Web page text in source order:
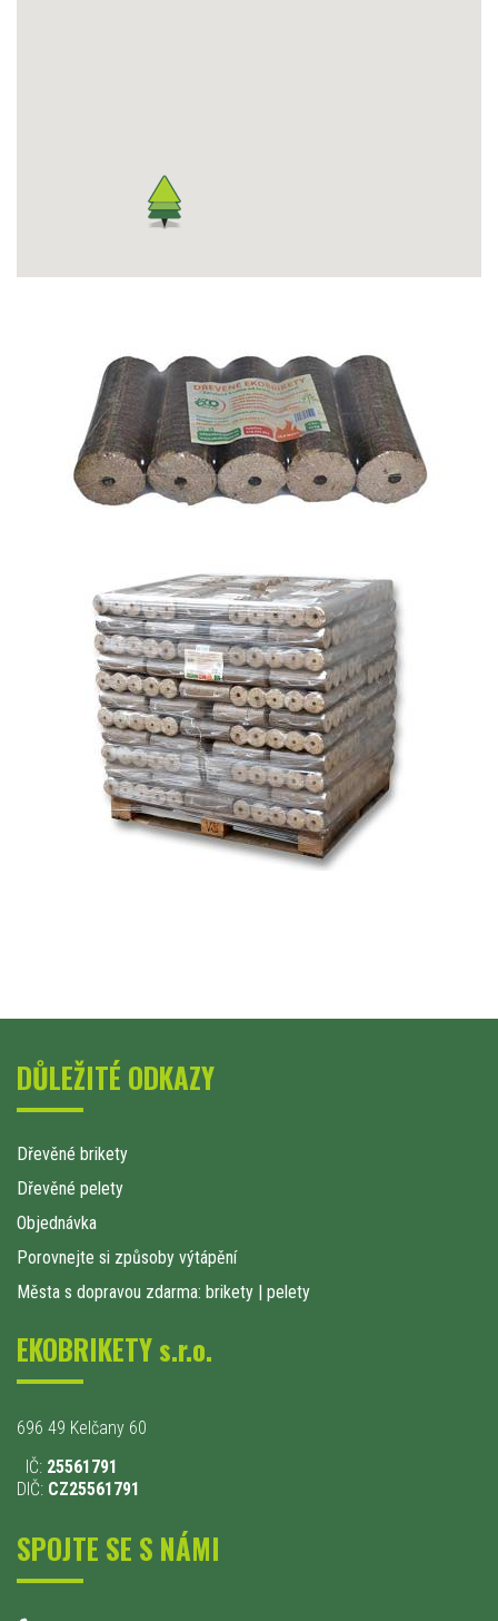
DŮLEŽITÉ ODKAZY
Dřevěné brikety
Dřevěné pelety
Objednávka
Porovnejte si způsoby výtápění
Města s dopravou zdarma: brikety | pelety
EKOBRIKETY s.r.o.
696 49 Kelčany 60
IČ: 25561791
DIČ: CZ25561791
SPOJTE SE S NÁMI